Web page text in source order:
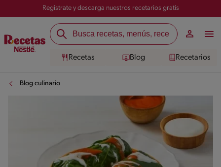
Registrate y descarga nuestros recetarios gratis
Recetas Blog Recetarios
Blog culinario